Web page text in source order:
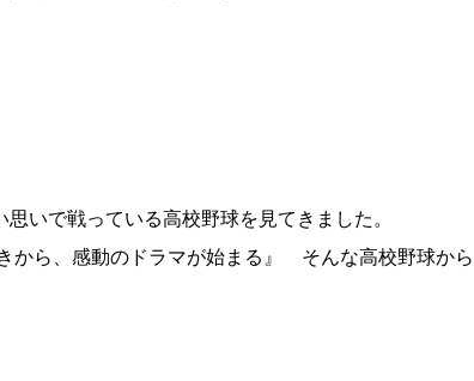
いで戦っている高校野球を見てきました。
ら、感動のドラマが始まる』 そんな高校野球から